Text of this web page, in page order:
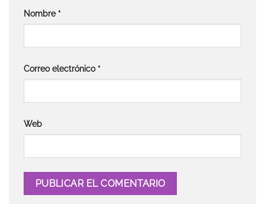
Nombre *
Correo electrónico *
Web